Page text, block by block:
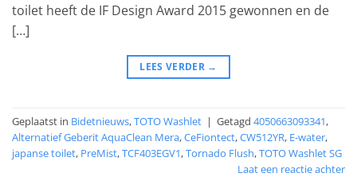
toilet heeft de IF Design Award 2015 gewonnen en de
[…]
LEES VERDER →
Geplaatst in Bidetnieuws,TOTO Washlet | Getagd 4050663093341,
Alternatief Geberit AquaClean Mera,CeFiontect,CW512YR, E-water,
japanse toilet, PreMist,TCF403EGV1,Tornado Flush,TOTO Washlet SG
Laat een reactie achter